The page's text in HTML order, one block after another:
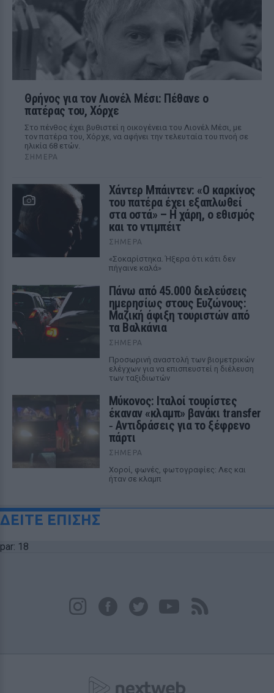
Θρήνος για τον Λιονέλ Μέσι: Πέθανε ο
πατέρας του, Χόρχε
Στο πένθος έχει βυθιστεί η οικογένεια του Λιονέλ Μέσι, με
τον πατέρα του, Χόρχε, να αφήνει την τελευταία του πνοή σε
ηλικία 68 ετών.
ΣΉΜΕΡΑ
Χάντερ Μπάιντεν: «Ο καρκίνος
του πατέρα έχει εξαπλωθεί
στα οστά» – Η χάρη, ο εθισμός
και το ντιμπέιτ
ΣΉΜΕΡΑ
«Σοκαρίστηκα. Ήξερα ότι κάτι δεν
πήγαινε καλά»
Πάνω από 45.000 διελεύσεις
ημερησίως στους Ευζώνους:
Μαζική άφιξη τουριστών από
τα Βαλκάνια
ΣΉΜΕΡΑ
Προσωρινή αναστολή των βιομετρικών
ελέγχων για να επισπευστεί η διέλευση
των ταξιδιωτών
Μύκονος: Ιταλοί τουρίστες
έκαναν «κλαμπ» βανάκι transfer
‑ Αντιδράσεις για το ξέφρενο
πάρτι
ΣΉΜΕΡΑ
Χοροί, φωνές, φωτογραφίες: Λες και
ήταν σε κλαμπ
ΔΕΙΤΕ ΕΠΙΣΗΣ
par: 18